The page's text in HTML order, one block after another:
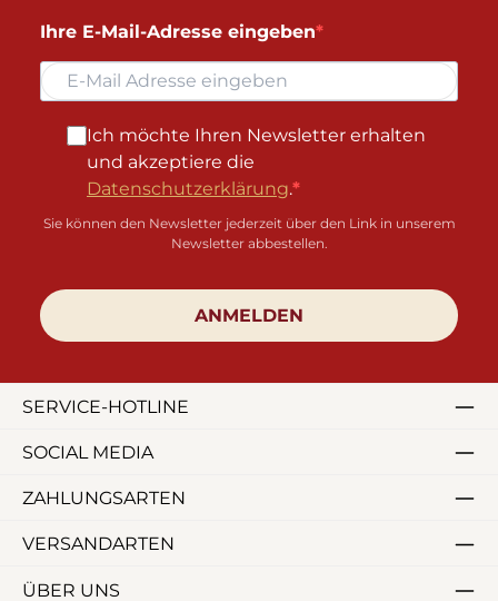
Ihre E-Mail-Adresse eingeben
Ich möchte Ihren Newsletter erhalten
und akzeptiere die
Datenschutzerklärung.
Sie können den Newsletter jederzeit über den Link in unserem
Newsletter abbestellen.
ANMELDEN
SERVICE-HOTLINE
SOCIAL MEDIA
ZAHLUNGSARTEN
VERSANDARTEN
ÜBER UNS